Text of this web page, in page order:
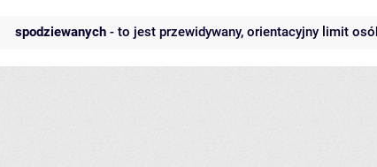
spodziewanych - to jest przewidywany, orientacyjny limit